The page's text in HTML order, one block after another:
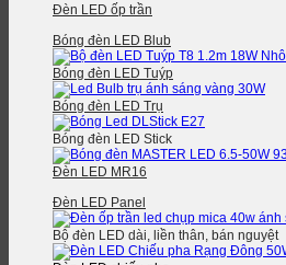
Đèn LED ốp trần
Bóng đèn LED Blub
Bóng đèn LED Tuýp
Bóng đèn LED Trụ
Bóng đèn LED Stick
Đèn LED MR16
Đèn LED Panel
Bộ đèn LED dài, liền thân, bán nguyệt